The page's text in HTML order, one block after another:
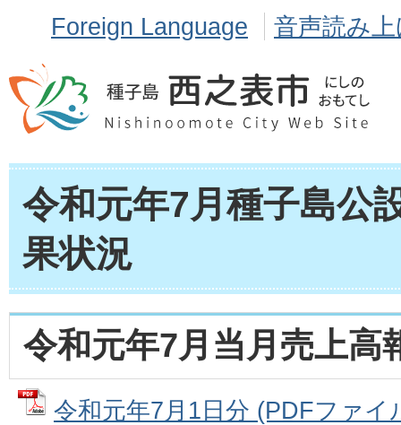
Foreign Language 音声読み
令和元年7月種子島公
果状況
令和元年7月当月売上高
令和元年7月1日分 (PDFファイ